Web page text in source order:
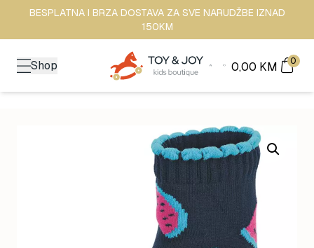
BESPLATNA I BRZA DOSTAVA ZA SVE NARUDŽBE IZNAD
150KM
Shop 0,00 KM 0